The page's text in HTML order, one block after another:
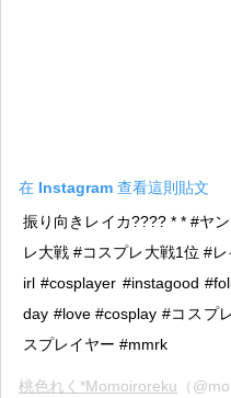
在 Instagram 查看這則貼文
振り向きレイカ???? * * #ヤ
レ大戦 #コスプレ大戦1位 #
irl #cosplayer #instagood
day #love #cosplay #コスプ
スプレイヤー #mmrk
桃色れく*Momoiroreku （